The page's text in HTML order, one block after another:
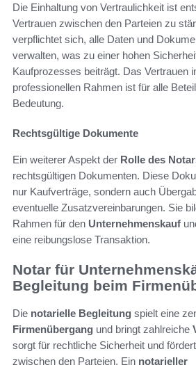
Die Einhaltung von Vertraulichkeit ist
Vertrauen zwischen den Parteien zu
verpflichtet sich, alle Daten und
verwalten, was zu einer hohen
Kaufprozesses beiträgt. Das Vertrauen
professionellen Rahmen ist für alle
Bedeutung.
Rechtsgültige Dokumente
Ein weiterer Aspekt der Rolle des
rechtsgültigen Dokumenten. Diese
nur Kaufverträge, sondern auch
eventuelle Zusatzvereinbarungen. Sie
Rahmen für den Unternehmenskauf
eine reibungslose Transaktion.
Notar für
Begleitung beim
Die notarielle Begleitung spielt eine
Firmenübergang und bringt zahlreiche
sorgt für rechtliche Sicherheit und
zwischen den Parteien. Ein notarieller